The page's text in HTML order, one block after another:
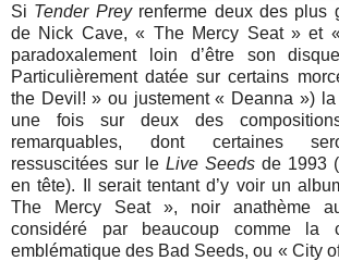
Si Tender Preyrenferme deux des plus
de Nick Cave, « The Mercy Seat » et
paradoxalement loin d’être son
Particulièrement datée sur certains
the Devil! » ou justement « Deanna »)
une fois sur deux des
remarquables, dont certaines
ressuscitées sur le Live Seeds de 1993
en tête). Il serait tentant d’y voir un
The Mercy Seat », noir anathème
considéré par beaucoup comme la
emblématique des Bad Seeds, ou « City